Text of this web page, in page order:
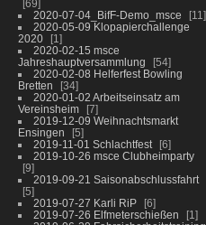
69
2020-07-04_BifF-Demo_msce
11
2020-05-09 Klopapierchallenge
2020
1
2020-02-15 msce
Jahreshauptversammlung
54
2020-02-08 Helferfest Bowling
Bretten
34
2020-01-02 Arbeitseinsatz am
Vereinsheim
7
2019-12-09 Weihnachtsmarkt
Ensingen
5
2019-11-01 Schlachtfest
6
2019-10-26 msce Clubheimparty
9
2019-09-21 Saisonabschlussfahrt
5
2019-07-27 Karli RiP
6
2019-07-26 Elfmeterschießen
1